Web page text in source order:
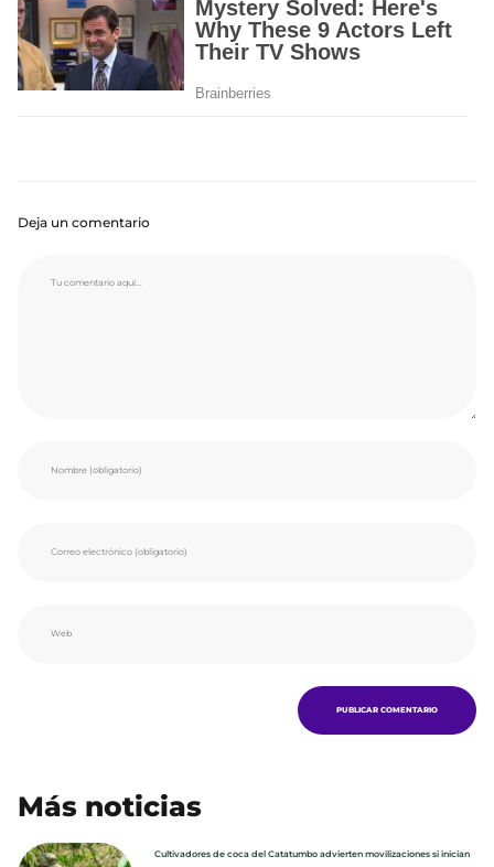
Deja un comentario
Más noticias
Cultivadores de coca del Catatumbo advierten movilizaciones si inician